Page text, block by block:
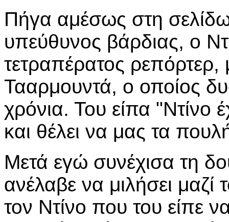
Πήγα αμέσως στη
υπεύθυνος βάρδιας, ο
τετραπέρατος
Τααρμουντά, ο οποίος
χρόνια. Του είπα "Ντίνο
και θέλει να μας τα
Μετά εγώ συνέχισα τη
ανέλαβε να μιλήσει
τον Ντίνο που του είπε